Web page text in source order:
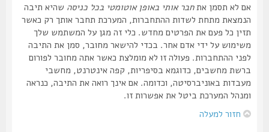
אם לא תסמן אתחבר אותי באופן אוטומטי בכל כניסהשהיא תיבה
הנמצאת מתחת לשדות ההתחברות, המערכת תחבר אותך רק כאשר
תזין כל פעם את הפרטים מחדש. כלי זה מגן על המשתמש שלך
משימוש על ידי אדם אחר. בכדי להישאר מחובר, סמן את התיבה
לפני ההתחברות. פעולה זו לא מומלצת כאשר אתה מחובר לפורום
ברשת מחשבים, כדוגמא בסיפריות, קפה אינטרנט, מחשבי
מעבדות באוניברסיטה, וכדומה. אם אינך רואה את התיבה, כנראה
ומנהל המערכת ביטל את אפשרות זו.
חזור למעלה